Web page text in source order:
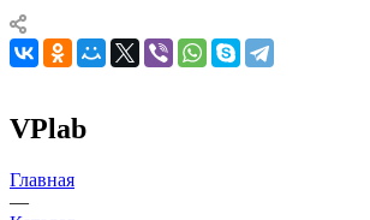
VPlab
Главная
—